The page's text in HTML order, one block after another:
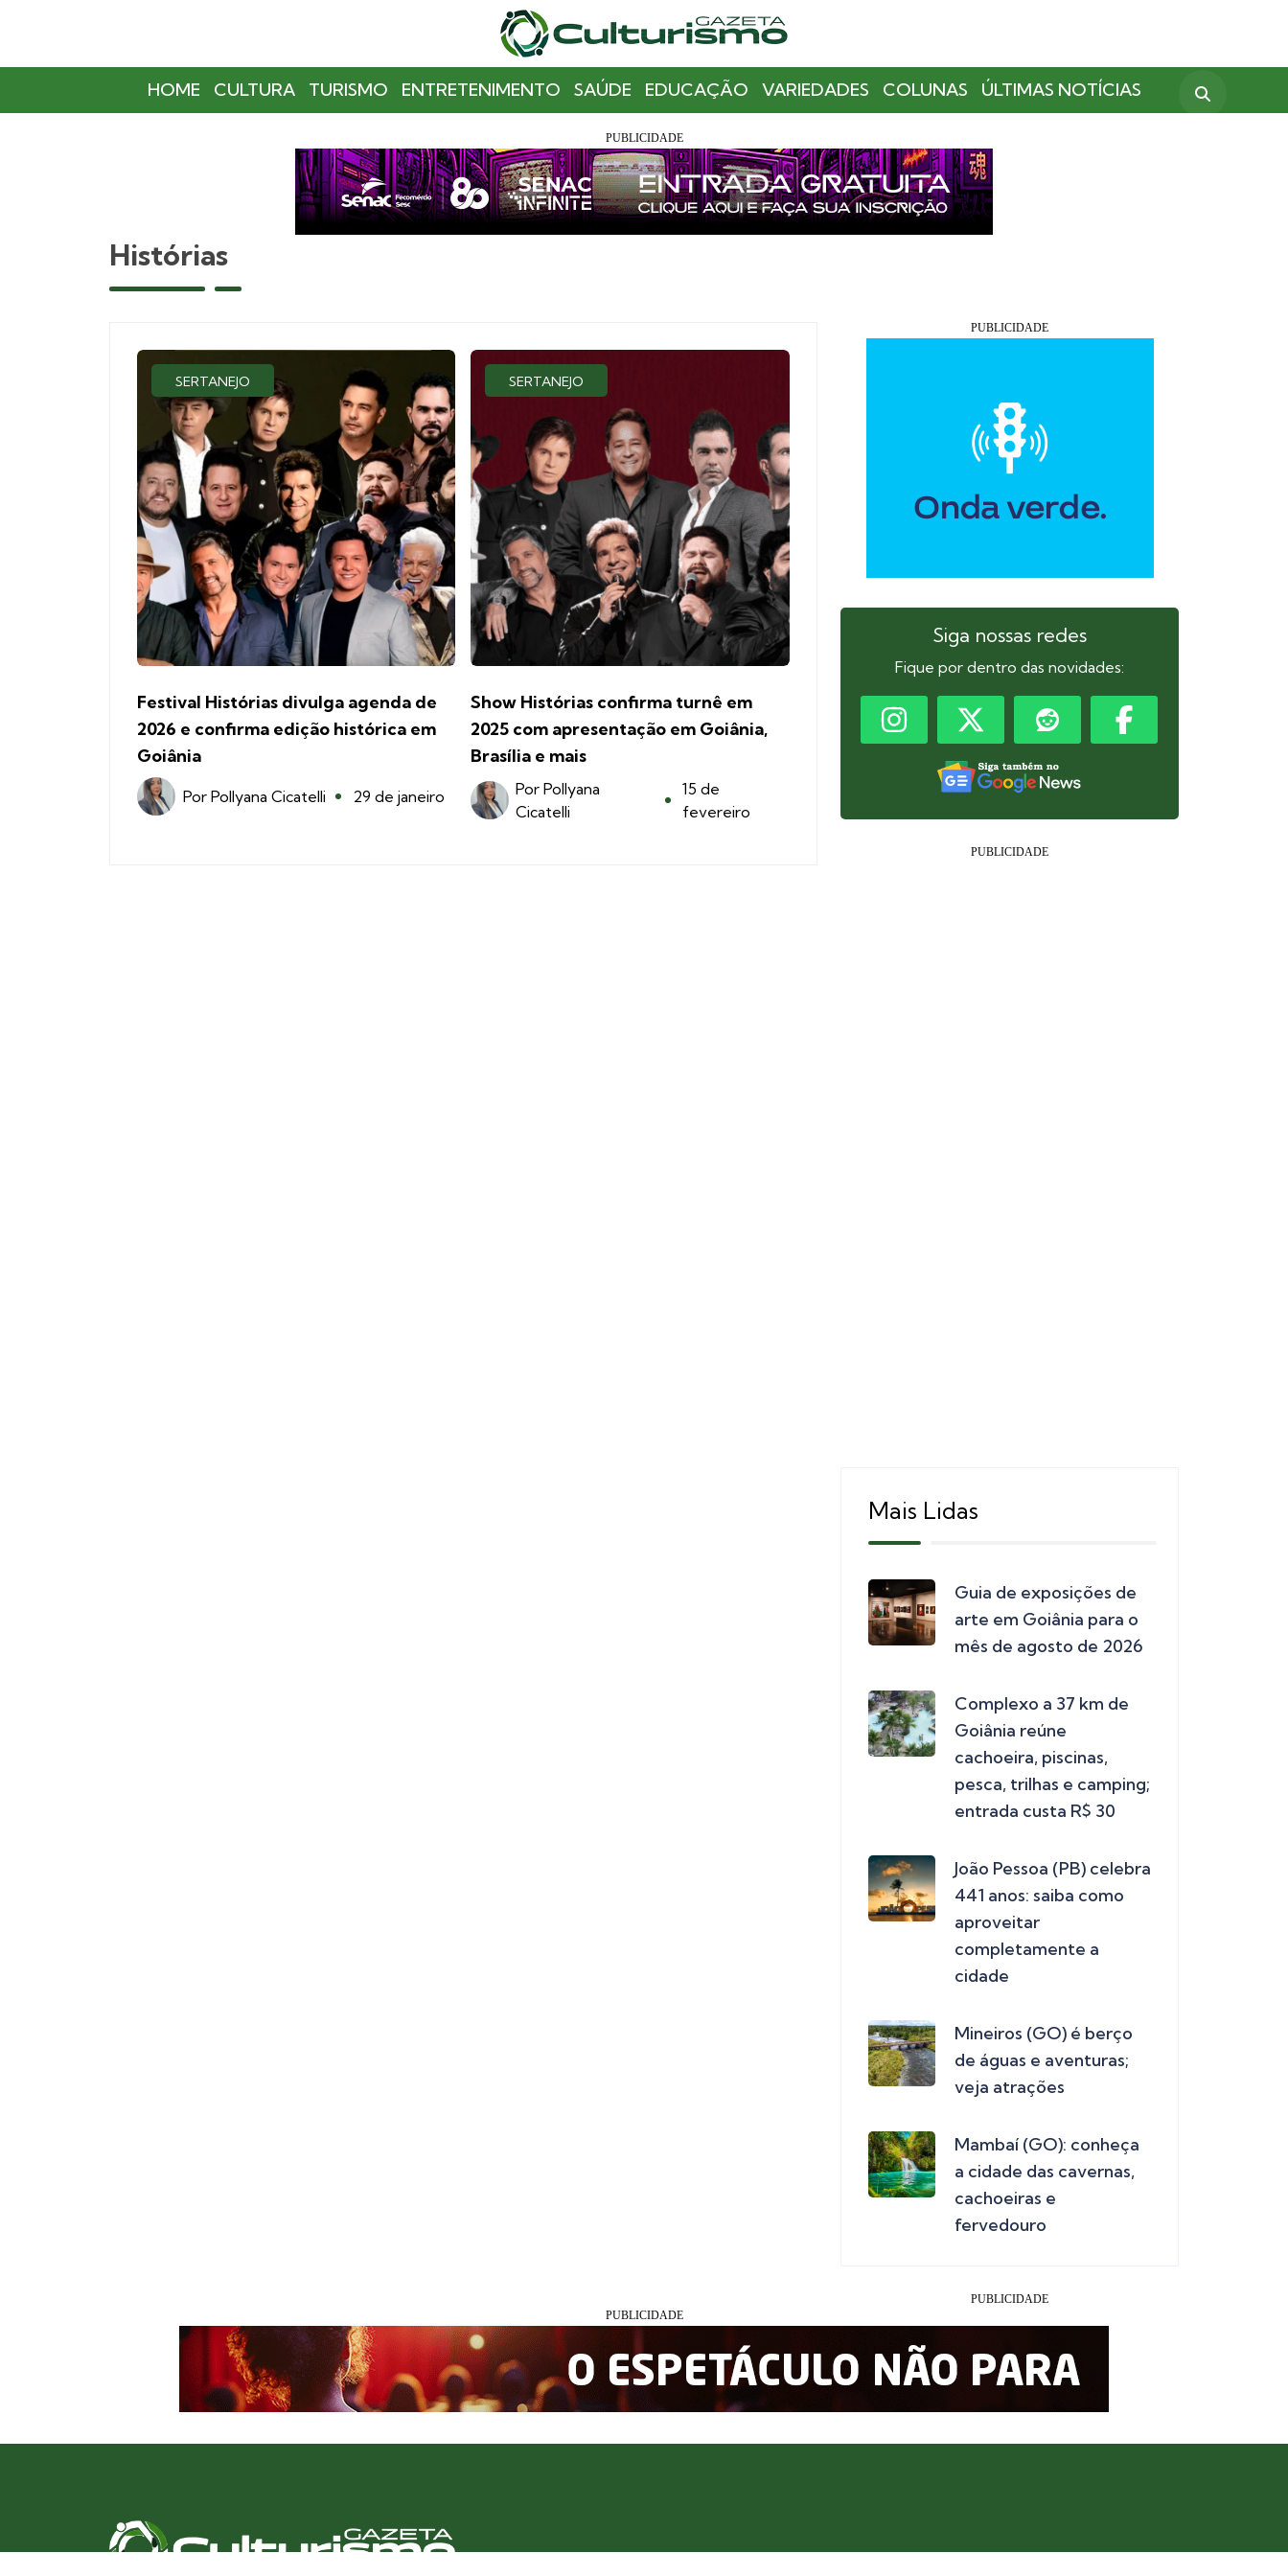
HOME CULTURA TURISMO ENTRETENIMENTO SAÚDE EDUCAÇÃO VARIEDADES COLUNAS ÚLTIMAS NOTÍCIAS
Histórias
SERTANEJO
Festival Histórias divulga agenda de
2026 e confirma edição histórica em
Goiânia
Por Pollyana Cicatelli 29 de janeiro
SERTANEJO
Show Histórias confirma turnê em
2025 com apresentação em Goiânia,
Brasília e mais
PorPollyana
Cicatelli
15 de
fevereiro
Siga nossas redes
Fique por dentro das novidades:
Mais Lidas
Guia de exposições de
arte em Goiânia para o
mês de agosto de 2026
Complexo a 37 km de
Goiânia reúne
cachoeira, piscinas,
pesca, trilhas e camping;
entrada custa R$ 30
João Pessoa (PB) celebra
441 anos: saiba como
aproveitar
completamente a
cidade
Mineiros (GO) é berço
de águas e aventuras;
veja atrações
Mambaí (GO): conheça
a cidade das cavernas,
cachoeiras e
fervedouro